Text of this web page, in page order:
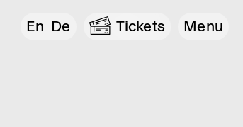
En De Tickets Menu